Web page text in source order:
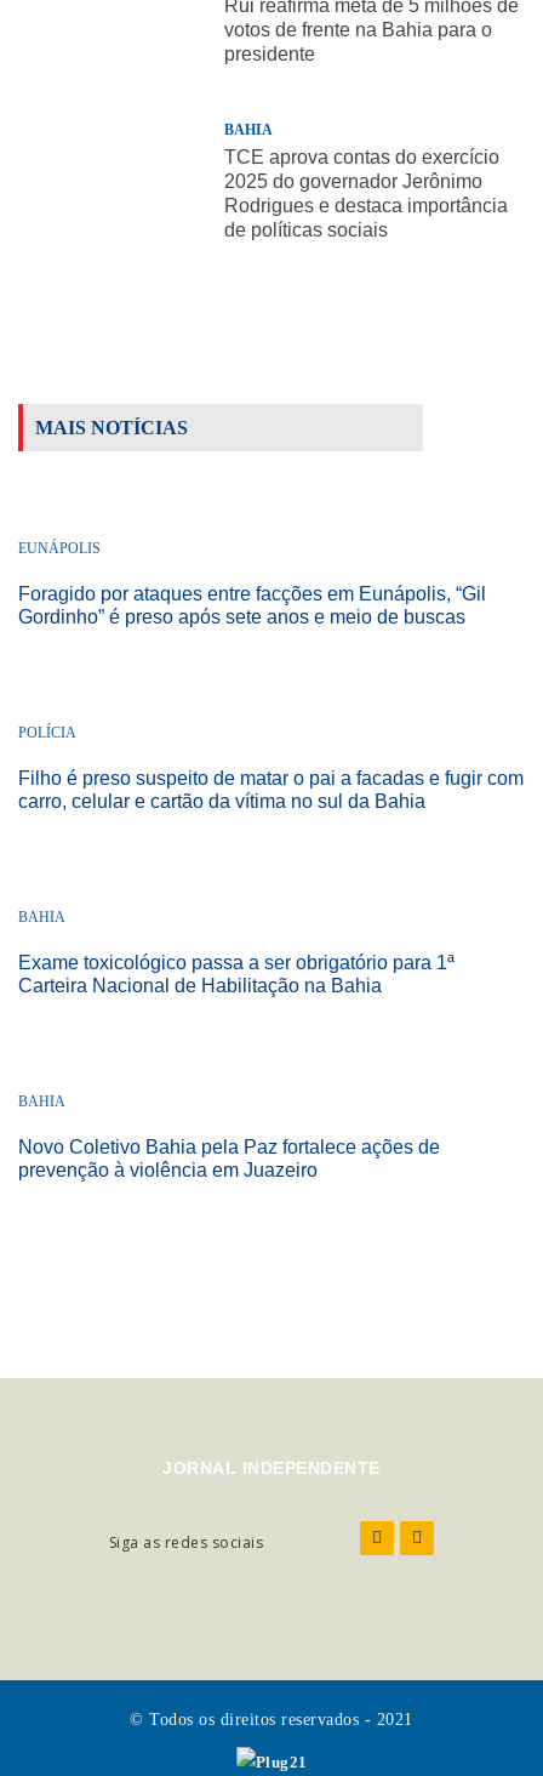
Rui reafirma meta de 5 milhões de
votos de frente na Bahia para o
presidente
BAHIA
TCE aprova contas do exercício
2025 do governador Jerônimo
Rodrigues e destaca importância
de políticas sociais
MAIS NOTÍCIAS
EUNÁPOLIS
Foragido por ataques entre facções em Eunápolis, “Gil
Gordinho” é preso após sete anos e meio de buscas
POLÍCIA
Filho é preso suspeito de matar o pai a facadas e fugir com
carro, celular e cartão da vítima no sul da Bahia
BAHIA
Exame toxicológico passa a ser obrigatório para 1ª
Carteira Nacional de Habilitação na Bahia
BAHIA
Novo Coletivo Bahia pela Paz fortalece ações de
prevenção à violência em Juazeiro
JORNAL INDEPENDENTE
Siga as redes sociais
© Todos os direitos reservados - 2021